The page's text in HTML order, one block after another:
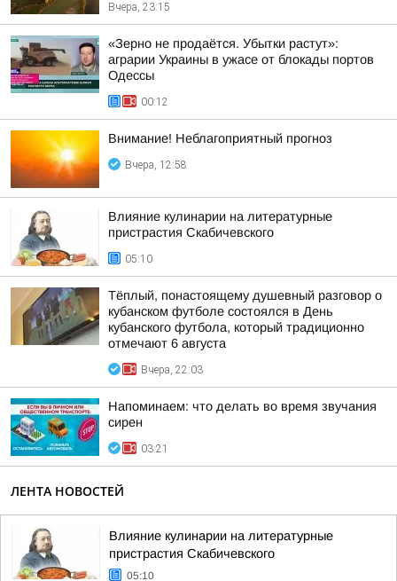
Вчера, 23:15
«Зерно не продаётся. Убытки растут»:
аграрии Украины в ужасе от блокады портов
Одессы
00:12
Внимание! Неблагоприятный прогноз
Вчера, 12:58
Влияние кулинарии на литературные
пристрастия Скабичевского
05:10
Тёплый, понастоящему душевный разговор о
кубанском футболе состоялся в День
кубанского футбола, который традиционно
отмечают 6 августа
Вчера, 22:03
Напоминаем: что делать во время звучания
сирен
03:21
ЛЕНТА НОВОСТЕЙ
Влияние кулинарии на литературные
пристрастия Скабичевского
05:10